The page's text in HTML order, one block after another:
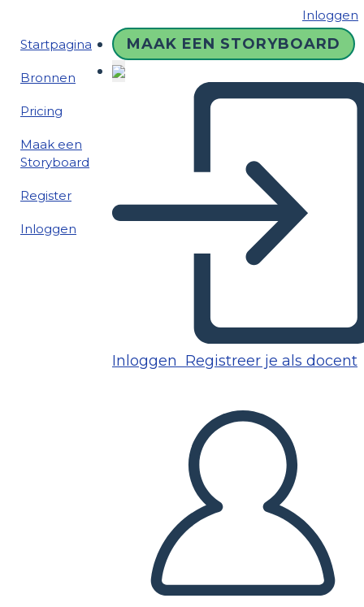
Inloggen
Startpagina
Bronnen
Pricing
Maak een
Storyboard
Register
Inloggen
MAAK EEN STORYBOARD
Inloggen Registreer je als docent